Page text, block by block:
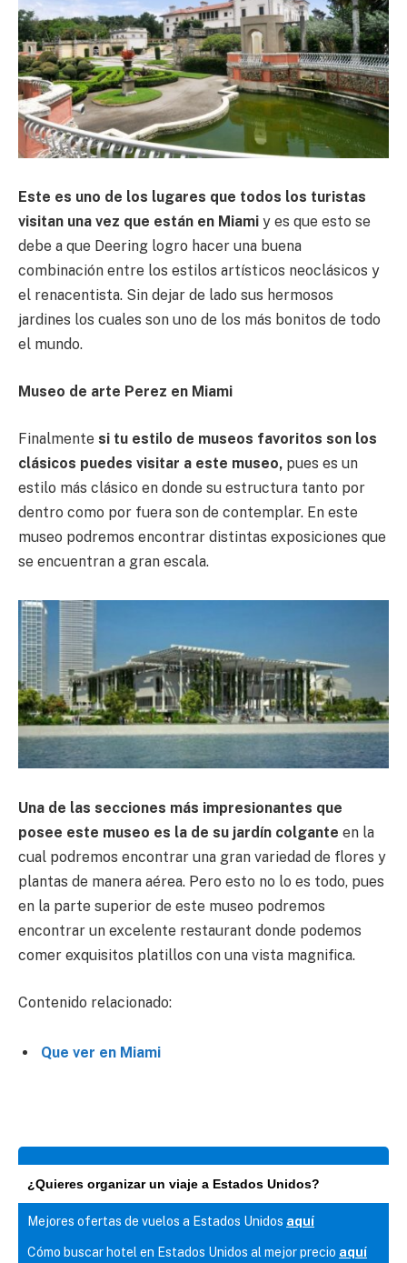
Este es uno de los lugares que todos los turistas
visitan una vez que están en Miami y es que esto se
debe a que Deering logro hacer una buena
combinación entre los estilos artísticos neoclásicos y
el renacentista. Sin dejar de lado sus hermosos
jardines los cuales son uno de los más bonitos de todo
el mundo.
Museo de arte Perez en Miami
Finalmente si tu estilo de museos favoritos son los
clásicos puedes visitar a este museo, pues es un
estilo más clásico en donde su estructura tanto por
dentro como por fuera son de contemplar. En este
museo podremos encontrar distintas exposiciones que
se encuentran a gran escala.
Una de las secciones más impresionantes que
posee este museo es la de su jardín colgante en la
cual podremos encontrar una gran variedad de flores y
plantas de manera aérea. Pero esto no lo es todo, pues
en la parte superior de este museo podremos
encontrar un excelente restaurant donde podemos
comer exquisitos platillos con una vista magnifica.
Contenido relacionado:
Que ver en Miami
¿Quieres organizar un viaje a Estados Unidos?
Mejores ofertas de vuelos a Estados Unidos aquí
Cómo buscar hotel en Estados Unidos al mejor precio aquí